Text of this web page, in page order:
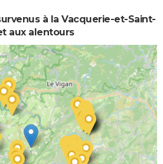
à la Vacquerie-et-Saint-
aux alentours